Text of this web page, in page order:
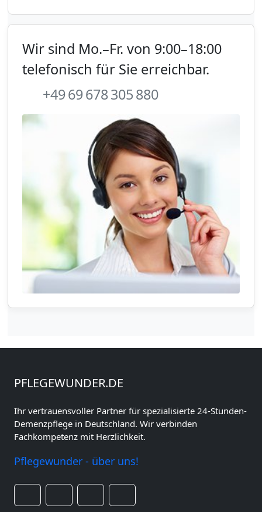
Wir sind Mo.–Fr. von 9:00–18:00
telefonisch für Sie erreichbar.
+49 69 678 305 880
PFLEGEWUNDER.DE
Ihr vertrauensvoller Partner für spezialisierte 24-Stunden-
Demenzpflege in Deutschland. Wir verbinden
Fachkompetenz mit Herzlichkeit.
Pflegewunder - über uns!